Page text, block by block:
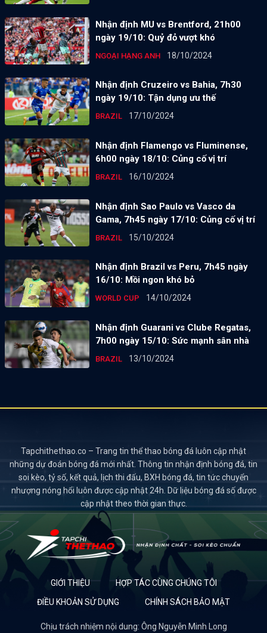
Nhận định MU vs Brentford, 21h00
ngày 19/10: Quỷ đỏ vượt khó
NGOẠI HẠNG ANH 18/10/2024
Nhận định Cruzeiro vs Bahia, 7h30
ngày 19/10: Tận dụng ưu thế
BRAZIL 17/10/2024
Nhận định Flamengo vs Fluminense,
6h00 ngày 18/10: Củng cố vị trí
BRAZIL 16/10/2024
Nhận định Sao Paulo vs Vasco da
Gama, 7h45 ngày 17/10: Củng cố vị trí
BRAZIL 15/10/2024
Nhận định Brazil vs Peru, 7h45 ngày
16/10: Mồi ngon khó bỏ
WORLD CUP 14/10/2024
Nhận định Guarani vs Clube Regatas,
7h00 ngày 15/10: Sức mạnh sân nhà
BRAZIL 13/10/2024
Tapchithethao.co – Trang tin thể thao bóng đá luôn cập nhật
những dự đoán bóng đá mới nhất. Thông tin nhận định bóng đá, tin
soi kèo, tỷ số, kết quả, lịch thi đấu, BXH bóng đá, tin tức chuyển
nhượng nóng hổi luôn được cập nhật 24h. Dữ liệu bóng đá số được
cập nhật theo thời gian thực.
GIỚI THIỆU
HỢP TÁC CÙNG CHÚNG TÔI
ĐIỀU KHOẢN SỬ DỤNG
CHÍNH SÁCH BẢO MẬT
Chịu trách nhiệm nội dung: Ông Nguyễn Minh Long